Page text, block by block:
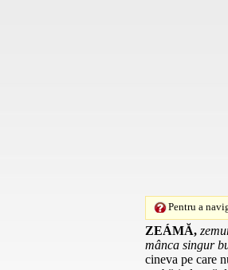
Pentru a
ZEÁMĂ,
mânca singur
cineva pe care